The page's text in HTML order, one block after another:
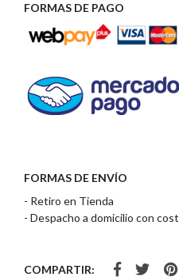
FORMAS DE PAGO
FORMAS DE ENVÍO
- Retiro en Tienda
- Despacho a domicilio con
COMPARTIR: